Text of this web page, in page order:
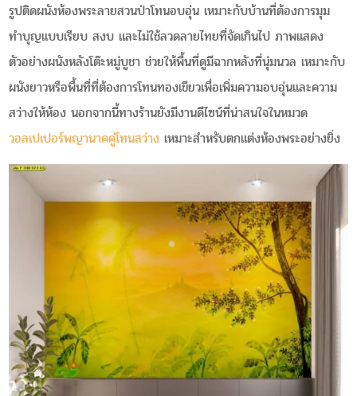
รูปติดผนังห้องพระลายสวนป่าโทนอบอุ่น เหมาะกับบ้านที่ต้องการมุม
ทำบุญแบบเรียบ สงบ และไม่ใช้ลวดลายไทยที่จัดเกินไป ภาพแสดง
ตัวอย่างผนังหลังโต๊ะหมู่บูชา ช่วยให้พื้นที่ดูมีฉากหลังที่นุ่มนวล เหมาะกับ
ผนังยาวหรือพื้นที่ที่ต้องการโทนทองเขียวเพื่อเพิ่มความอบอุ่นและความ
สว่างให้ห้อง นอกจากนี้ทางร้านยังมีงานดีไซน์ที่น่าสนใจในหมวด
วอลเปเปอร์พญานาคคู่โทนสว่าง เหมาะสำหรับตกแต่งห้องพระอย่างยิ่ง